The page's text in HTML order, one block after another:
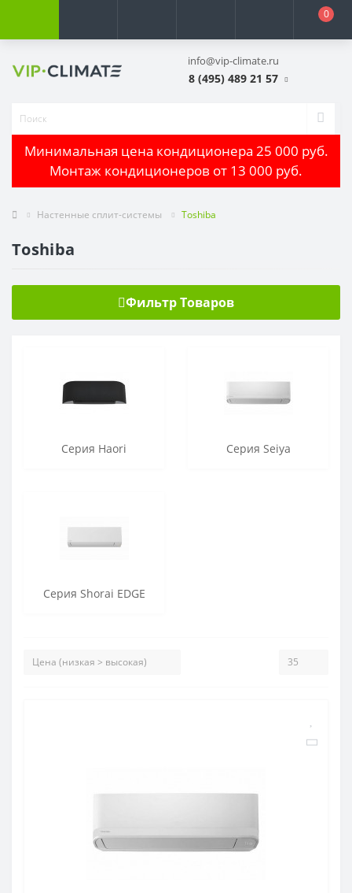
0
info@vip-climate.ru
8 (495) 489 21 57
Минимальная цена кондиционера 25 000 руб.
Монтаж кондиционеров от 13 000 руб.
Настенные сплит-системы Toshiba
Toshiba
Фильтр Товаров
Серия Haori Серия Seiya
Серия Shorai EDGE